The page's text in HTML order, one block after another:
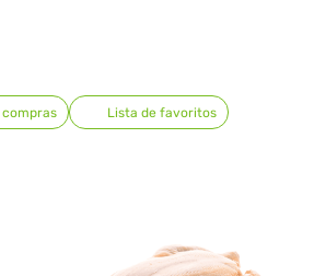
compras Lista de favoritos